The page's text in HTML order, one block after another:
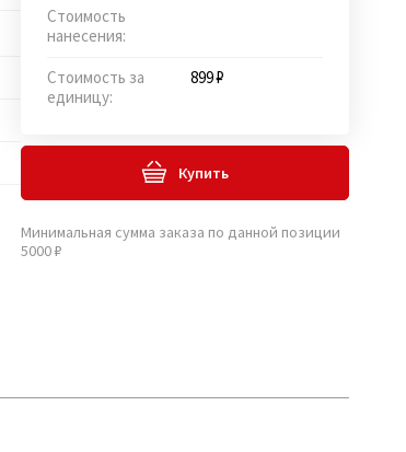
Стоимость
нанесения:
Стоимость за
единицу:
899 ₽
Купить
Минимальная сумма заказа по данной позиции
5000 ₽